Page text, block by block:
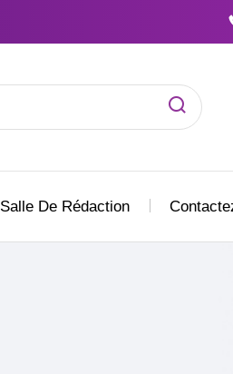
Salle De Rédaction